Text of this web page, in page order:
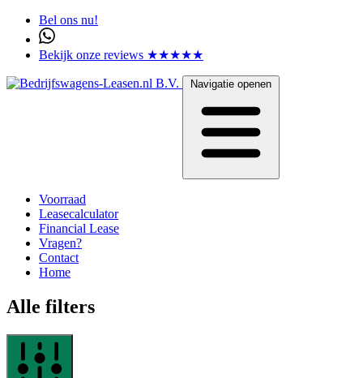
Bel ons nu!
Bekijk onze reviews ★★★★★
Navigatie openen
Voorraad
Leasecalculator
Financial Lease
Vragen?
Contact
Home
Alle filters